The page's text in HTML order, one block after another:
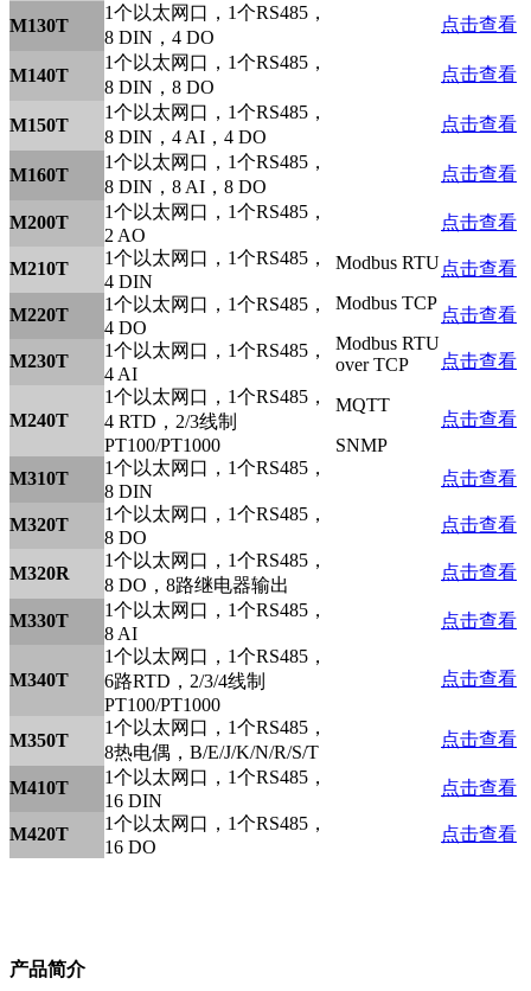
Modbus RTU
Modbus TCP
Modbus RTU
over TCP
MQTT
SNMP
M130T
1个以太网口，1个RS485，
8 DIN，4 DO
点击查看
M140T
1个以太网口，1个RS485，
8 DIN，8 DO
点击查看
M150T
1个以太网口，1个RS485，
8 DIN，4 AI，4 DO
点击查看
M160T
1个以太网口，1个RS485，
8 DIN，8 AI，8 DO
点击查看
M200T
1个以太网口，1个RS485，
2 AO
点击查看
M210T
1个以太网口，1个RS485，
4 DIN
点击查看
M220T
1个以太网口，1个RS485，
4 DO
点击查看
M230T
1个以太网口，1个RS485，
4 AI
点击查看
M240T
1个以太网口，1个RS485，
4 RTD，2/3线制
PT100/PT1000
点击查看
M310T
1个以太网口，1个RS485，
8 DIN
点击查看
M320T
1个以太网口，1个RS485，
8 DO
点击查看
M320R
1个以太网口，1个RS485，
8 DO，8路继电器输出
点击查看
M330T
1个以太网口，1个RS485，
8 AI
点击查看
M340T
1个以太网口，1个RS485，
6路RTD，2/3/4线制
PT100/PT1000
点击查看
M350T
1个以太网口，1个RS485，
8热电偶，B/E/J/K/N/R/S/T
点击查看
M410T
1个以太网口，1个RS485，
16 DIN
点击查看
M420T
1个以太网口，1个RS485，
16 DO
点击查看
产品简介